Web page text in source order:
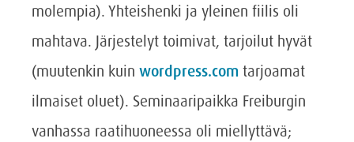
molempia). Yhteishenki ja yleinen fiilis oli
mahtava. Järjestelyt toimivat, tarjoilut hyvät
(muutenkin kuin wordpress.com tarjoamat
ilmaiset oluet). Seminaaripaikka Freiburgin
vanhassa raatihuoneessa oli miellyttävä;